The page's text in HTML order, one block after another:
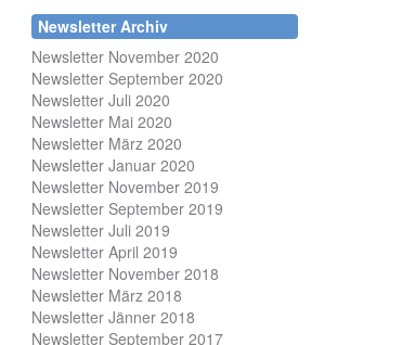
Newsletter Archiv
Newsletter November 2020
Newsletter September 2020
Newsletter Juli 2020
Newsletter Mai 2020
Newsletter März 2020
Newsletter Januar 2020
Newsletter November 2019
Newsletter September 2019
Newsletter Juli 2019
Newsletter April 2019
Newsletter November 2018
Newsletter März 2018
Newsletter Jänner 2018
Newsletter September 2017